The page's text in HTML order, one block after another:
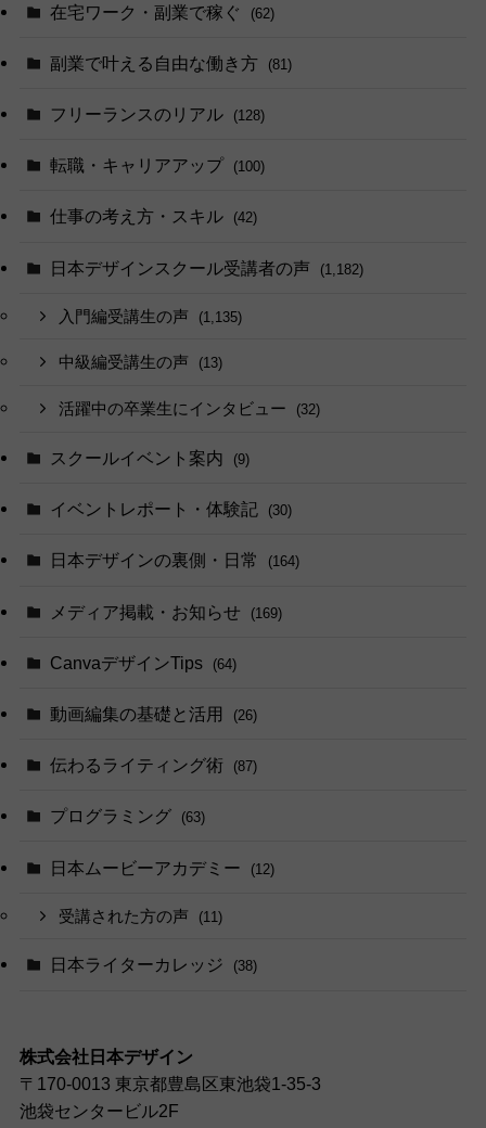
在宅ワーク・副業で稼ぐ (62)
副業で叶える自由な働き方 (81)
フリーランスのリアル (128)
転職・キャリアアップ (100)
仕事の考え方・スキル (42)
日本デザインスクール受講者の声 (1,182)
入門編受講生の声 (1,135)
中級編受講生の声 (13)
活躍中の卒業生にインタビュー (32)
スクールイベント案内 (9)
イベントレポート・体験記 (30)
日本デザインの裏側・日常 (164)
メディア掲載・お知らせ (169)
CanvaデザインTips (64)
動画編集の基礎と活用 (26)
伝わるライティング術 (87)
プログラミング (63)
日本ムービーアカデミー (12)
受講された方の声 (11)
日本ライターカレッジ (38)
株式会社日本デザイン
〒170-0013 東京都豊島区東池袋1-35-3
池袋センタービル2F